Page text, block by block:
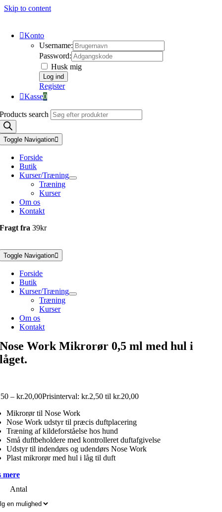
Skip to content
Konto
Username:
Password:
Husk mig
Register
Kasse0
Products search
Toggle Navigation
Forside
Butik
Kurser/Træning
Træning
Kurser
Om os
Kontakt
Fragt fra39kr
Toggle Navigation
Forside
Butik
Kurser/Træning
Træning
Kurser
Om os
Kontakt
Nose Work Mikrorør 0,5 ml med hul i
låget.
– kr.20,00Prisinterval: kr.2,50 til kr.20,00
Mikrorør til Nose Work
Nose Work udstyr til præcis duftplacering
Træning af kildeforståelse hos hund
Små duftbeholdere med kontrolleret duftafgivelse
Udstyr til indendørs og udendørs Nose Work
Plast mikrorør med hul i låg til duft
mere
Antal